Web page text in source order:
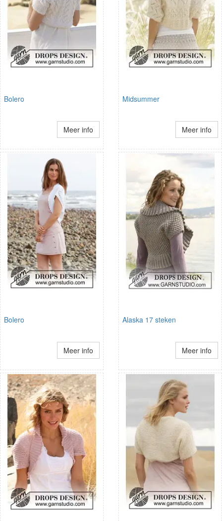
Bolero
Meer info
Midsummer
Meer info
Bolero
Meer info
Alaska 17 steken
Meer info